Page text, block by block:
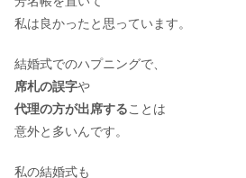
ホントに迷惑??
私は良かったと思っています。
結婚式でのハプニングで、
席札の誤字や
代理の方が出席することは
意外と多いんです。
私の結婚式も